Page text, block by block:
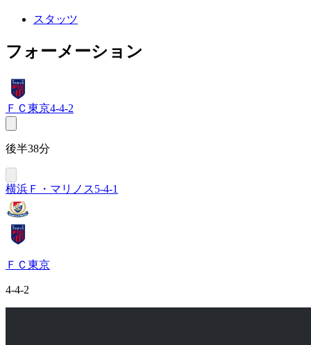
スタッツ
フォーメーション
ＦＣ東京4-4-2
後半38分
横浜Ｆ・マリノス5-4-1
ＦＣ東京
4-4-2